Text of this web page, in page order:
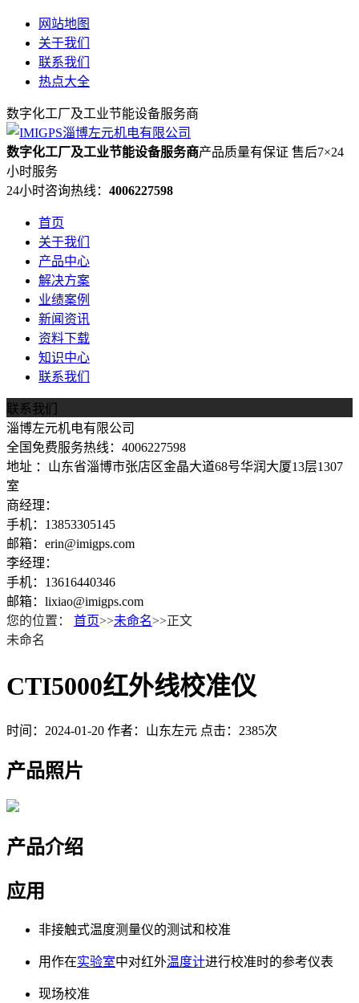
网站地图
关于我们
联系我们
热点大全
数字化工厂及工业节能设备服务商
数字化工厂及工业节能设备服务商产品质量有保证 售后7×24
小时服务
24小时咨询热线： 4006227598
首页
关于我们
产品中心
解决方案
业绩案例
新闻资讯
资料下载
知识中心
联系我们
联系我们
淄博左元机电有限公司
全国免费服务热线：4006227598
地址 ：山东省淄博市张店区金晶大道68号华润大厦13层1307
室
商经理：
手机：13853305145
邮箱：erin@imigps.com
李经理：
手机：13616440346
邮箱：lixiao@imigps.com
您的位置：
首页>>未命名>>正文
未命名
CTI5000红外线校准仪
时间：2024-01-20 作者：山东左元 点击：2385次
产品照片
产品介绍
应用
非接触式温度测量仪的测试和校准
用作在实验室中对红外温度计进行校准时的参考仪表
现场校准